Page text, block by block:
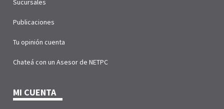
Sucursales
Publicaciones
Tu opinión cuenta
Chateá con un Asesor de NETPC
MI CUENTA